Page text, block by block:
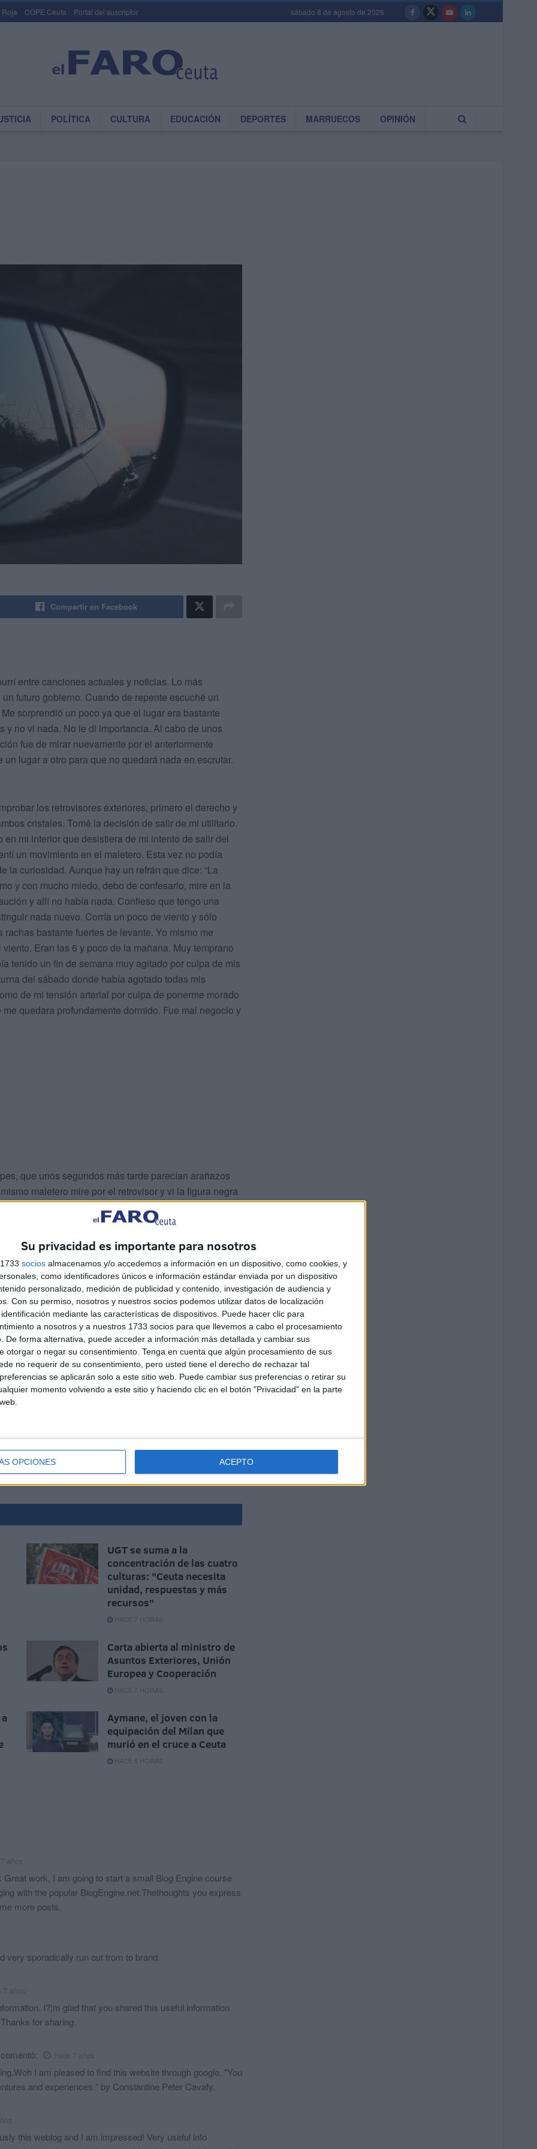
Su privacidad es importante para nosotros
socios almacenamos y/o accedemos a información en un dispositivo, como cookies, y
como identificadores únicos e información estándar enviada por un dispositivo
personalizado, medición de publicidad y contenido, investigación de audiencia y
Con su permiso, nosotros y nuestros socios podemos utilizar datos de localización
mediante las características de dispositivos. Puede hacer clic para
a nosotros y a nuestros 1733 socios para que llevemos a cabo el procesamiento
De forma alternativa, puede acceder a información más detallada y cambiar sus
otorgar o negar su consentimiento. Tenga en cuenta que algún procesamiento de sus
no requerir de su consentimiento, pero usted tiene el derecho de rechazar tal
se aplicarán solo a este sitio web. Puede cambiar sus preferencias o retirar su
momento volviendo a este sitio y haciendo clic en el botón "Privacidad" en la parte
OPCIONES ACEPTO
Roja COPE Ceuta Portal del suscriptor sábado 8 de agosto de 2026
POLÍTICA CULTURA EDUCACIÓN DEPORTES MARRUECOS OPINIÓN
Compartir en Facebook
entre canciones actuales y noticias. Lo más
futuro gobierno. Cuando de repente escuché un
sorprendió un poco ya que el lugar era bastante
y no vi nada. No le di importancia. Al cabo de unos
fue de mirar nuevamente por el anteriormente
lugar a otro para que no quedará nada en escrutar.
los retrovisores exteriores, primero el derecho y
cristales. Tomé la decisión de salir de mi utilitario.
mi interior que desistiera de mi intento de salir del
un movimiento en el maletero. Esta vez no podía
la curiosidad. Aunque hay un refrán que dice: “La
y con mucho miedo, debo de confesarlo, mire en la
y allí no había nada. Confieso que tengo una
nada nuevo. Corría un poco de viento y sólo
bastante fuertes de levante. Yo mismo me
Eran las 6 y poco de la mañana. Muy temprano
tenido un fin de semana muy agitado por culpa de mis
del sábado donde había agotado todas mis
de mi tensión arterial por culpa de ponerme morado
quedara profundamente dormido. Fue mal negocio y
que unos segundos más tarde parecían arañazos
maletero mire por el retrovisor y vi la figura negra
Las orejas largas y puntiagudas. Hocico largo
gorda. Sus ojos eran muy grandes con rasgos
amarillo muy verdoso. Lleno todo el conjunto de
de piedra. Mi corazón latía a mil por hora. Los ojos y
lo que estaba viendo. De repente me desperté estaba
luego puse las manos en el retrovisor interior mirando
mismo hice con los exteriores. Pero nada. Di un salto y
nada. Había sido un sueño. “Vaya sueñecito”. Este
UGT se suma a la
concentración de las cuatro
culturas: "Ceuta necesita
unidad, respuestas y más
recursos"
HACE 7 HORAS
Carta abierta al ministro de
Asuntos Exteriores, Unión
Europea y Cooperación
HACE 7 HORAS
Aymane, el joven con la
equipación del Milan que
murió en el cruce a Ceuta
HACE 8 HORAS
años
work, I am going to start a small Blog Engine course
with the popular BlogEngine.net.Thethoughts you express
more posts.
very sporadically run out from to brand.
años
I?¦m glad that you shared this useful information
for sharing.
comentó: hace 7 años
I am pleased to find this website through google. "You
and experiences." by Constantine Peter Cavafy.
this weblog and I am impressed! Very useful info